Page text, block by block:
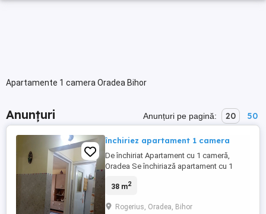
Apartamente 1 camera Oradea Bihor
Anunțuri Anunțuri pe pagină: 20 50
închiriez apartament 1 camera
De închiriat Apartament cu 1 cameră,
Oradea Se închiriază apartament cu 1
nr. 7Oradea, jud. Bihor. Apartamentul este
fiind pregătit pentru mutare imediată.
38 m2
Rogerius, Oradea, Bihor